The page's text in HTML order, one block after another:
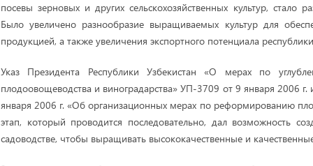
посевы зерновых и других сельскохозяйственных культур, стало
Было увеличено разнообразие выращиваемых культур для
продукцией, а также увеличения экспортного потенциала
Указ Президента Республики Узбекистан «О мерах по
плодоовощеводства и виноградарства» УП-3709 от 9 января 2006
января 2006 г. «Об организационных мерах по реформированию
этап, который проводится последовательно, дал возможность
садоводстве, чтобы выращивать высококачественные и